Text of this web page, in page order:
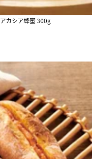
カシア蜂蜜 300g